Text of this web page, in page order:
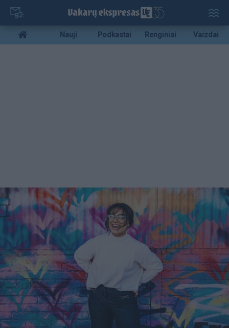
Pereiti
pagrindinį
turinį
Mobile
menu
Nauji Podkastai Renginiai Vaizdai